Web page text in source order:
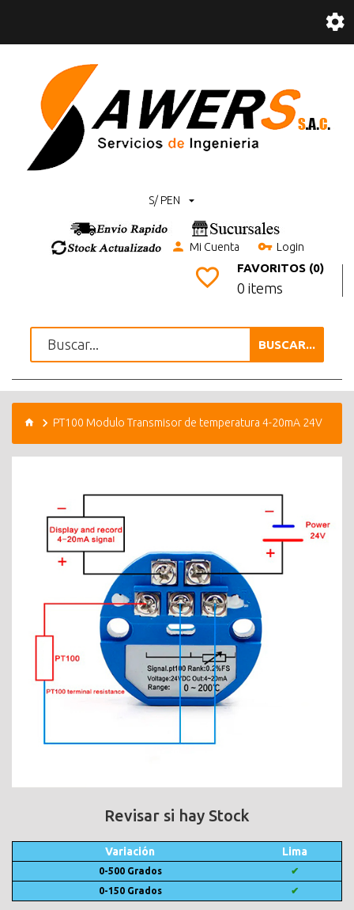
S/ PEN
Mi Cuenta Login
FAVORITOS (0)
0 items
BUSCAR...
PT100 Modulo Transmisor de temperatura 4-20mA 24V
Revisar si hay Stock
Variación Lima
0-500 Grados
✔
0-150 Grados
✔